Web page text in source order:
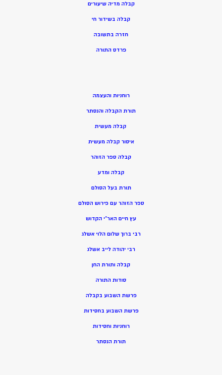
קבלה מדיה שיעורים
קבלה בשידור חי
חזרה בתשובה
פרדס התורה
רוחניות והעצמה
תורת הקבלה והנסתר
קבלה מעשית
איסור קבלה מעשית
קבלה ספר הזוהר
קבלה ומדע
תורת בעל הסולם
ספר הזוהר עם פירוש הסולם
עץ חיים האר”י הקדוש
רבי ברוך שלום הלוי אשלג
רבי יהודה לייב אשלג
קבלה ותורת החן
סודות התורה
פרשת השבוע בקבלה
פרשת השבוע בחסידות
רוחניות וחסידות
תורת הנסתר